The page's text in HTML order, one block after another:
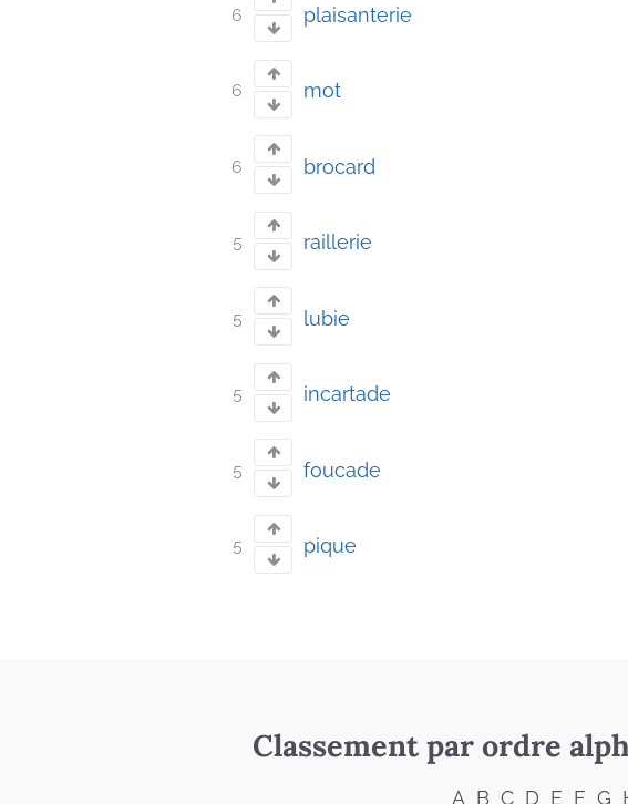
6 plaisanterie
6 mot
6 brocard
5 raillerie
5 lubie
5 incartade
5 foucade
5 pique
Classement par ordre
A B C D E F G